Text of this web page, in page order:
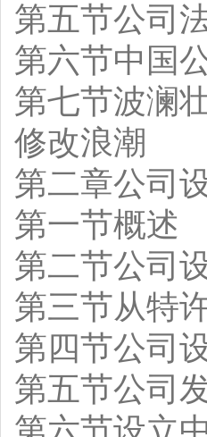
第五节公司
第六节中国
第七节波澜
修改浪潮
第二章公司
第一节概述
第二节公司
第三节从特
第四节公司
第五节公司